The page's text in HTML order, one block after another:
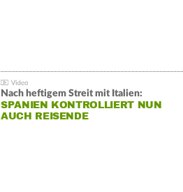
Nach heftigem Streit mit Italien:
SPANIEN KONTROLLIERT NUN
AUCH REISENDE